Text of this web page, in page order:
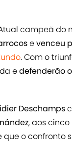
campeã do
evenceu
. Com o
edefenderão
Deschamps
, aos
o confronto